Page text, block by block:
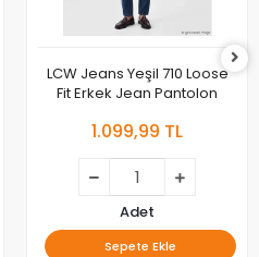
LCW Jeans Yeşil 710 Loose
Fit Erkek Jean Pantolon
1.099,99 TL
Adet
Sepete Ekle